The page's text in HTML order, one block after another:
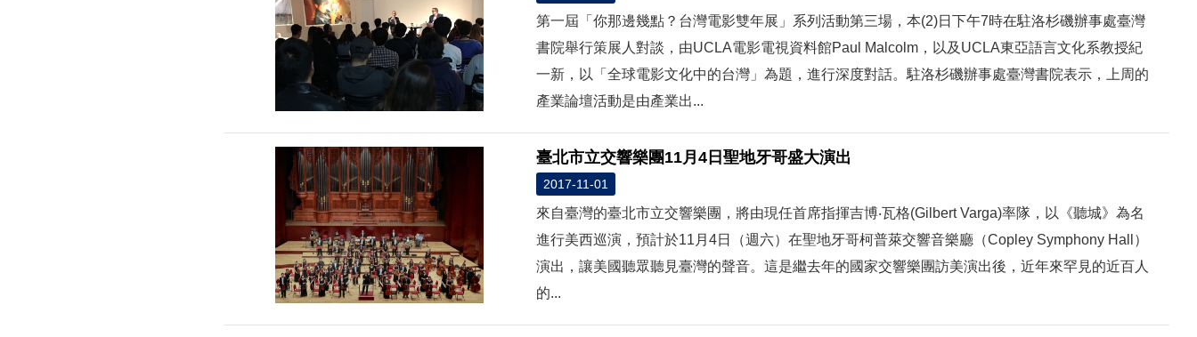
第一屆「你那邊幾點？台灣電影雙年展」系列活動第三場，本(2)日下午7時在駐洛杉磯辦事處臺灣
書院舉行策展人對談，由UCLA電影電視資料館Paul Malcolm，以及UCLA東亞語言文化系教授紀
一新，以「全球電影文化中的台灣」為題，進行深度對話。駐洛杉磯辦事處臺灣書院表示，上周的
產業論壇活動是由產業出...
臺北市立交響樂團11月4日聖地牙哥盛大演出
2017-11-01
來自臺灣的臺北市立交響樂團，將由現任首席指揮吉博‧瓦格(Gilbert Varga)率隊，以《聽城》為名
進行美西巡演，預計於11月4日（週六）在聖地牙哥柯普萊交響音樂廳（Copley Symphony Hall）
演出，讓美國聽眾聽見臺灣的聲音。這是繼去年的國家交響樂團訪美演出後，近年來罕見的近百人
的...